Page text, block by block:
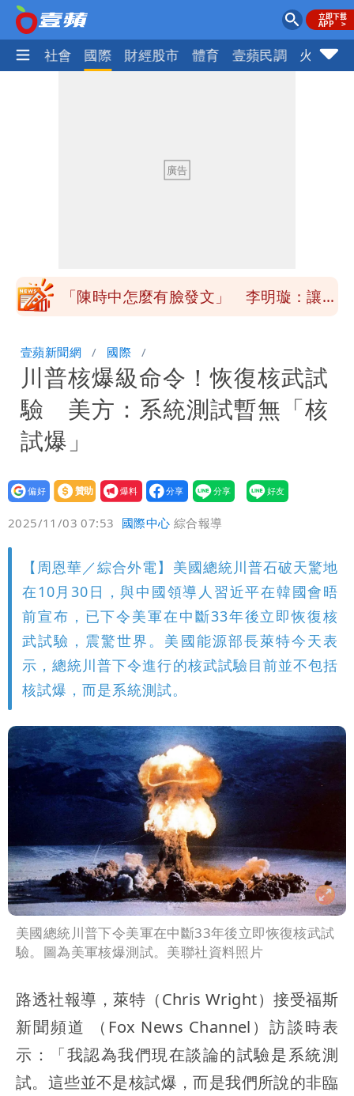
政治 社會 國際 財經股市 體育 壹蘋民調 火線話
兆基風暴！前董座李建成移送北檢 是否
不排除民事訴訟求償
「陳時中怎麼有臉發文」 李明璇：讓詐
8月將入監
高鐵「半導體列車」開跑！1招可拿優惠
券
兆基風暴！前董座李建成移送北檢 是否
聲押？交保？複訊後揭曉
壹蘋新聞網 國際
川普核爆級命令！恢復核武試
驗 美方：系統測試暫無「核
試爆」
設為
贊助
我要
爆料
2025/11/03 07:53 國際中心 綜合報導
【周恩華／綜合外電】美國總統川普石破天驚地
在10月30日，與中國領導人習近平在韓國會晤
前宣布，已下令美軍在中斷33年後立即恢復核
武試驗，震驚世界。美國能源部長萊特今天表
示，總統川普下令進行的核武試驗目前並不包括
核試爆，而是系統測試。
美國總統川普下令美軍在中斷33年後立即恢復核武試
驗。圖為美軍核爆測試。美聯社資料照片
路透社報導，萊特（Chris Wright）接受福斯
新聞頻道 （Fox News Channel）訪談時表
示：「我認為我們現在談論的試驗是系統測
試。這些並不是核試爆，而是我們所說的非臨